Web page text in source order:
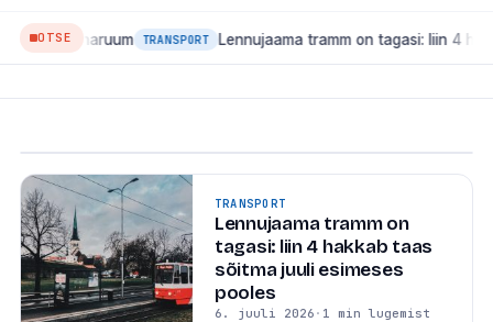
OTSE TRANSPORT Lennujaama tramm on tagasi: liin 4 hakkab
Tallinn on ehitusjärgus linn — ja seekord mitte ainult
kinnisvaraarenduste, vaid ka suure taristu mõttes.
Siin on ülevaade projektidest, mis...
TRANSPORT
Lennujaama tramm on
tagasi: liin 4 hakkab taas
sõitma juuli esimeses
pooles
6. juuli 2026 · 1 min lugemist